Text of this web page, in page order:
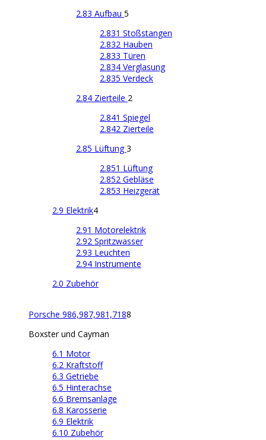
2.83 Aufbau 5
2.831 Stoßstangen
2.832 Hauben
2.833 Türen
2.834 Verglasung
2.835 Verdeck
2.84 Zierteile 2
2.841 Spiegel
2.842 Zierteile
2.85 Lüftung3
2.851 Lüftung
2.852 Gebläse
2.853 Heizgerät
2.9 Elektrik4
2.91 Motorelektrik
2.92 Spritzwasser
2.93 Leuchten
2.94 Instrumente
2.0 Zubehör
Porsche 986,987,981,7188
Boxster und Cayman
6.1 Motor
6.2 Kraftstoff
6.3 Getriebe
6.5 Hinterachse
6.6 Bremsanlage
6.8 Karosserie
6.9 Elektrik
6.10 Zubehör